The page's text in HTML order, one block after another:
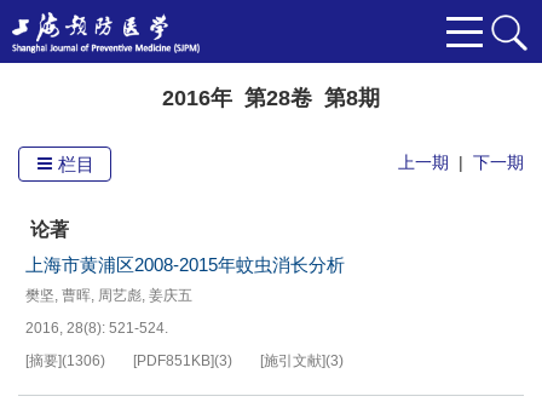
2016年 第28卷 第8期
上一期 | 下一期
栏目
论著
上海市黄浦区2008-2015年蚊虫消长分析
樊坚, 曹晖, 周艺彪, 姜庆五
2016, 28(8): 521-524.
[摘要](1306) [PDF851KB](3) [施引文献](3)